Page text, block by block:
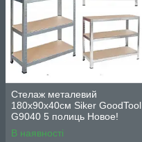
Стелаж металевий
180х90х40см Siker GoodTool
G9040 5 полиць Новое!
В наявності